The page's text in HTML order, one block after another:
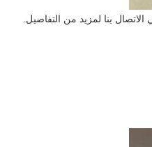
الاتصال بنا لمزيد من التفاصيل.